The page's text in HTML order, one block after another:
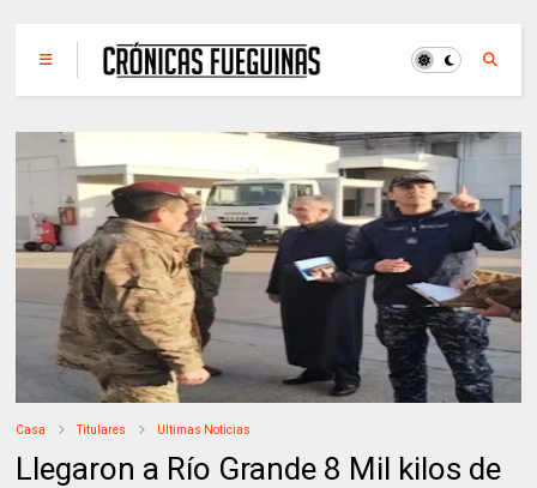
Casa Titulares Ultimas Noticias
Llegaron a Río Grande 8 Mil kilos de